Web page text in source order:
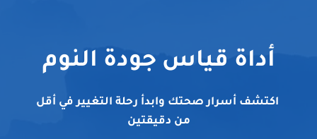
أداة قياس جودة النوم
اكتشف أسرار صحتك وابدأ رحلة التغيير في أقل
من دقيقتين